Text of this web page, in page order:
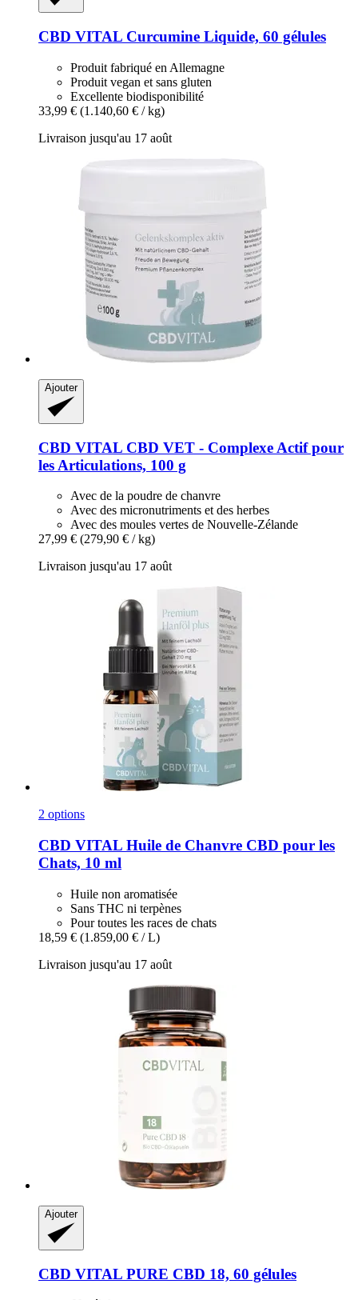
CBD VITAL Curcumine Liquide, 60 gélules
Produit fabriqué en Allemagne
Produit vegan et sans gluten
Excellente biodisponibilité
33,99 € (1.140,60 € / kg)
Livraison jusqu'au 17 août
Ajouter
CBD VITAL CBD VET -​ Complexe Actif pour
les Articulations, 100 g
Avec de la poudre de chanvre
Avec des micronutriments et des herbes
Avec des moules vertes de Nouvelle-Zélande
27,99 € (279,90 € / kg)
Livraison jusqu'au 17 août
2 options
CBD VITAL Huile de Chanvre CBD pour les
Chats, 10 ml
Huile non aromatisée
Sans THC ni terpènes
Pour toutes les races de chats
18,59 € (1.859,00 € / L)
Livraison jusqu'au 17 août
Ajouter
CBD VITAL PURE CBD 18, 60 gélules